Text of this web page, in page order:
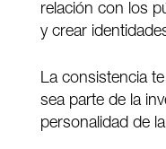
relación con los
y crear
La consistencia
sea parte de la
personalidad de